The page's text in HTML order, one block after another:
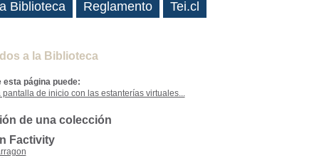
a la Biblioteca
esta página puede:
pantalla de inicio con las estanterías virtuales...
de una colección
Factivity
Biblioteca Reglamento Tei.cl